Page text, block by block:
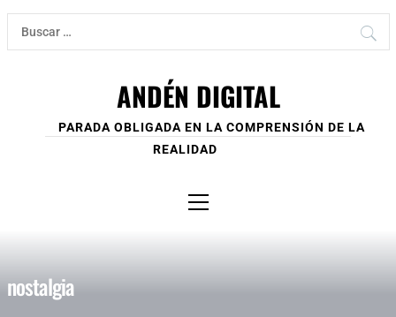
Ir
contenido
Buscar:
ANDÉN DIGITAL
PARADA OBLIGADA EN LA COMPRENSIÓN DE LA
REALIDAD
principal
nostalgia